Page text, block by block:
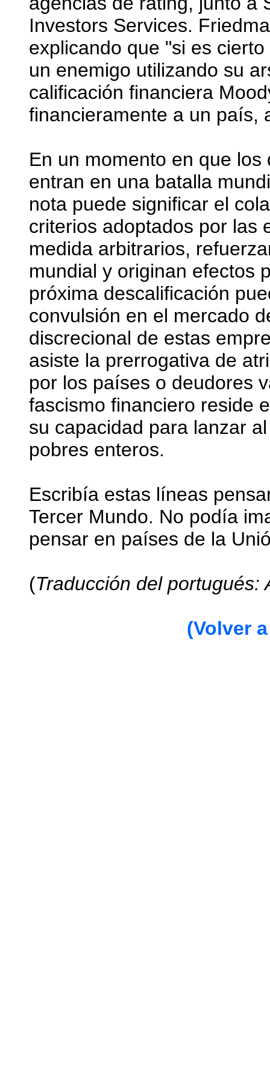
Investors Services.
explicando que "si es
un enemigo utilizando su
calificación financiera
financieramente a un país,
En un momento en que
entran en una batalla
nota puede significar el
criterios adoptados por las
medida arbitrarios,
mundial y originan efectos
próxima descalificación
convulsión en el mercado
discrecional de estas
asiste la prerrogativa de
por los países o deudores
fascismo financiero reside
su capacidad para lanzar
pobres enteros.
Escribía estas líneas
Tercer Mundo. No podía
pensar en países de la
(Traducción del portugués:
(Volver